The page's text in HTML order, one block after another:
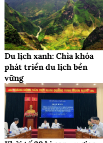
Du lịch xanh: Chìa khóa
phát triển du lịch bền
vững